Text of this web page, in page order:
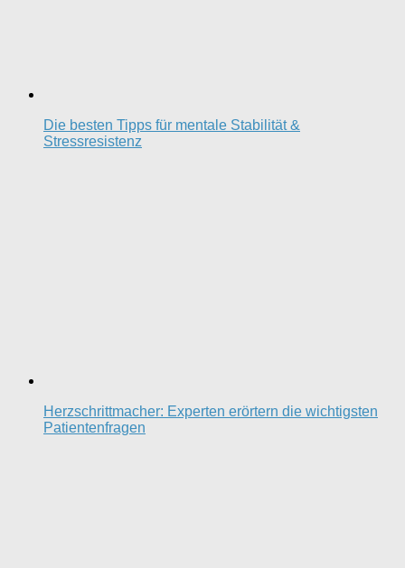
Die besten Tipps für mentale Stabilität &
Stressresistenz
Herzschrittmacher: Experten erörtern die wichtigsten
Patientenfragen